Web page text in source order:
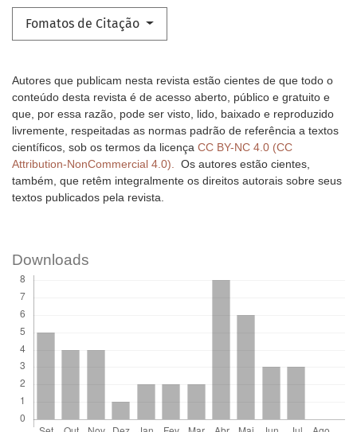
Fomatos de Citação
Autores que publicam nesta revista estão cientes de que todo o
conteúdo desta revista é de acesso aberto, público e gratuito e
que, por essa razão, pode ser visto, lido, baixado e reproduzido
livremente, respeitadas as normas padrão de referência a textos
científicos, sob os termos da licença CC BY-NC 4.0 (CC
Attribution-NonCommercial 4.0). Os autores estão cientes,
também, que retêm integralmente os direitos autorais sobre seus
textos publicados pela revista.
Downloads